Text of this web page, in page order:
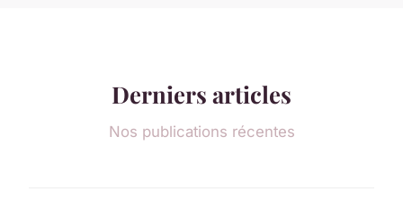
Derniers articles
Nos publications récentes